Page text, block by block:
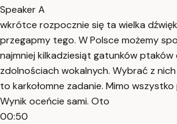
Speaker A
wkrótce rozpocznie się ta wielka
przegapmy tego. W Polsce możemy
najmniej kilkadziesiąt gatunków ptaków
zdolnościach wokalnych. Wybrać z
to karkołomne zadanie. Mimo wszystko
Wynik oceńcie sami. Oto
00:50